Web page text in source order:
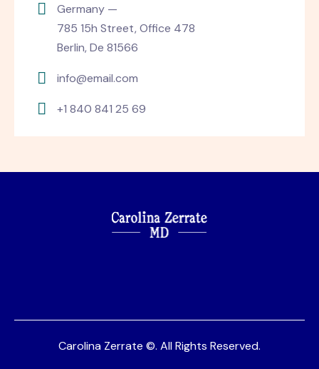
Germany —
785 15h Street, Office 478
Berlin, De 81566
info@email.com
+1 840 841 25 69
Carolina Zerrate ©. All Rights Reserved.